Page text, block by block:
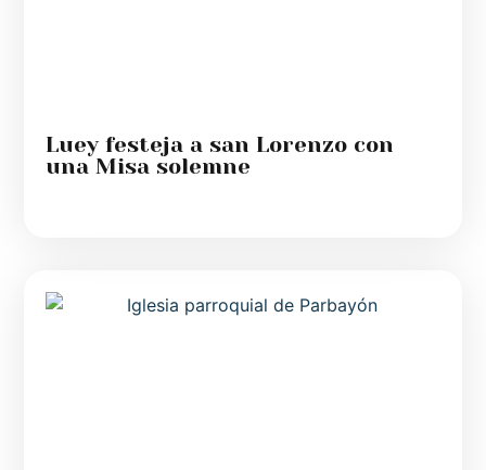
Luey festeja a san Lorenzo con
una Misa solemne